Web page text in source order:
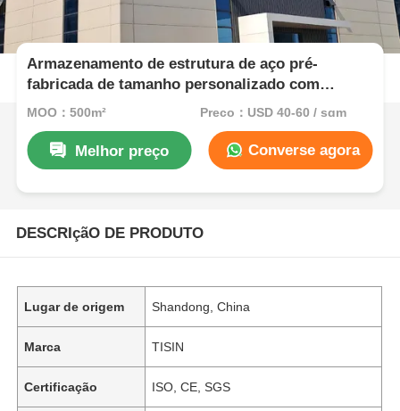
Armazenamento de estrutura de aço pré-
fabricada de tamanho personalizado com
acessórios de telhado à prova d'água
MOQ：500m² Preço：USD 40-60 / sqm
Melhor preço Converse agora
DESCRIçãO DE PRODUTO
Lugar de origem Shandong, China
Marca TISIN
Certificação ISO, CE, SGS